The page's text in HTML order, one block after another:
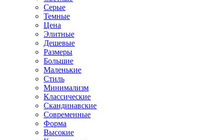
Серые
Темные
Цена
Элитные
Дешевые
Размеры
Большие
Маленькие
Стиль
Минимализм
Классические
Скандинавские
Современные
Форма
Высокие